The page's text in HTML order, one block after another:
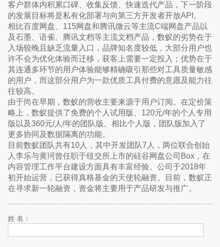
客户群体内积累口碑、收集反馈、快速迭代产品，下一阶段
的发展目标将是私有化部署与向第三方开发者开放API。
相比百度网盘、115网盘和腾讯微云等主流C端网盘产品以
及石墨、语雀、腾讯文档等主流文档产品，数蚁的劣势在于
入场较晚且缺乏流量入口，品牌知名度较低，大部分用户也
许不会为优化体验而迁移，获客上需要一定投入；优势在于
其连通多环节的用户体验能够精确吸引那些对工具质量敏感
的用户，而这部分用户为一款优质工具付费的意愿及能力往
往较高。
由于尚在早期，数蚁的营收主要来源于用户订阅。在定价策
略上，数蚁提供了免费的个人试用版、120元/年的个人专用
版以及360元/人/年的团队版。相比个人版，团队版加入了
更多协同及数据隔离的功能。
目前数蚁团队共有10人，其中开发团队7人，两位联合创始
人李乐与黄珂曾任职于纽交所上市的硅谷网盘公司Box，在
内容管理工作平台建设方面具有丰富经验。公司于2018年
初开始运营，已获得真格基金的天使轮融资。目前，数蚁正
在寻求新一轮融资，资金将主要用于产品研发与推广。
姓 名：